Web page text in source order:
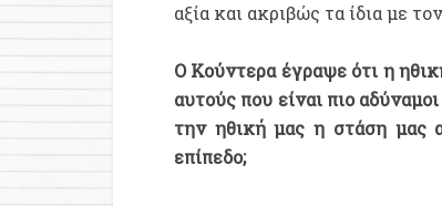
αξία και ακριβώς τα ίδια με
Ο Κούντερα έγραψε ότι η
αυτούς που είναι πιο
την ηθική μας η στάση μας
επίπεδο;